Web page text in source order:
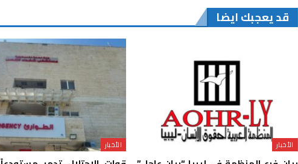
قد يعجبك ايضا
الأخبار الأخبار